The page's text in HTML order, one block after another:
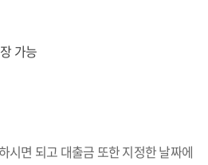
가능
시면 되고 대출금 또한 지정한 날짜에